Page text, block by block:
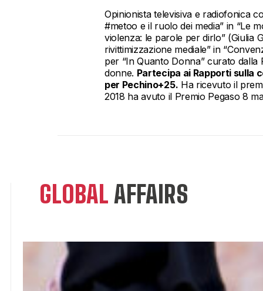
Opinionista televisiva e radiofonica
#metoo e il ruolo dei media” in “Le
violenza: le parole per dirlo” (Giulia
rivittimizzazione mediale” in
per “In Quanto Donna” curato
donne. Partecipa ai Rapporti sulla
per Pechino+25. Ha ricevuto il
2018 ha avuto il Premio Pegaso 8
GLOBAL AFFAIRS